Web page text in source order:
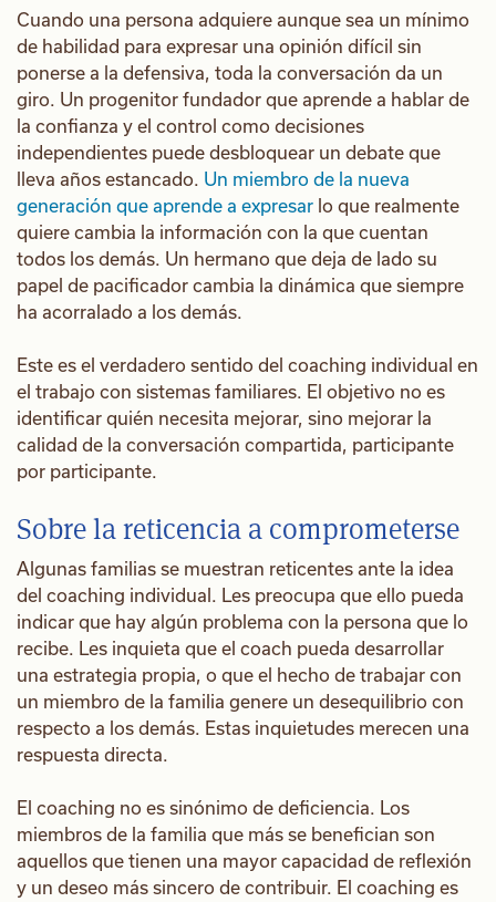
Cuando una persona adquiere aunque sea un mínimo
de habilidad para expresar una opinión difícil sin
ponerse a la defensiva, toda la conversación da un
giro. Un progenitor fundador que aprende a hablar de
la confianza y el control como decisiones
independientes puede desbloquear un debate que
lleva años estancado. Un miembro de la nueva
generación que aprende a expresar lo que realmente
quiere cambia la información con la que cuentan
todos los demás. Un hermano que deja de lado su
papel de pacificador cambia la dinámica que siempre
ha acorralado a los demás.
Este es el verdadero sentido del coaching individual en
el trabajo con sistemas familiares. El objetivo no es
identificar quién necesita mejorar, sino mejorar la
calidad de la conversación compartida, participante
por participante.
Sobre la reticencia a comprometerse
Algunas familias se muestran reticentes ante la idea
del coaching individual. Les preocupa que ello pueda
indicar que hay algún problema con la persona que lo
recibe. Les inquieta que el coach pueda desarrollar
una estrategia propia, o que el hecho de trabajar con
un miembro de la familia genere un desequilibrio con
respecto a los demás. Estas inquietudes merecen una
respuesta directa.
El coaching no es sinónimo de deficiencia. Los
miembros de la familia que más se benefician son
aquellos que tienen una mayor capacidad de reflexión
y un deseo más sincero de contribuir. El coaching es